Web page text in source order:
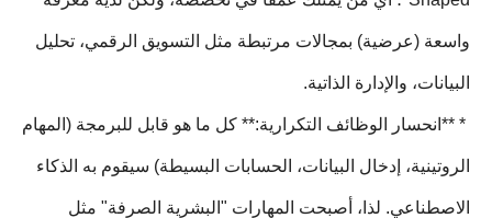
واسعة (عرضية) بمجالات مرتبطة مثل التسويق الرقمي، تحليل
البيانات، والإدارة الذاتية.
* **انحسار الوظائف التكرارية:** كل ما هو قابل للبرمجة (المهام
الروتينية، إدخال البيانات، الحسابات البسيطة) سيقوم به الذكاء
الاصطناعي. لذا، أصبحت المهارات "البشرية الصرفة" مثل